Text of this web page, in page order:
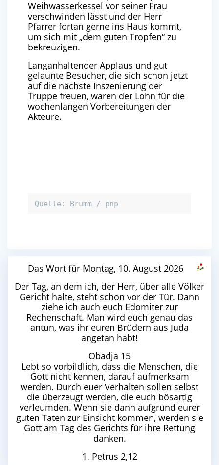
Weihwasserkessel vor seiner Frau
verschwinden lässt und der Herr
Pfarrer fortan gerne ins Haus kommt,
um sich mit „dem guten Tropfen“ zu
bekreuzigen.
Langanhaltender Applaus und gut
gelaunte Besucher, die sich schon jetzt
auf die nächste Inszenierung der
Truppe freuen, waren der Lohn für die
wochenlangen Vorbereitungen der
Akteure.
Quelle: Brumm / pnp
Das Wort für Montag, 10. August 2026
Der Tag, an dem ich, der Herr, über alle Völker
Gericht halte, steht schon vor der Tür. Dann
ziehe ich auch euch Edomiter zur
Rechenschaft. Man wird euch genau das
antun, was ihr euren Brüdern aus Juda
angetan habt!
Obadja 15
Lebt so vorbildlich, dass die Menschen, die
Gott nicht kennen, darauf aufmerksam
werden. Durch euer Verhalten sollen selbst
die überzeugt werden, die euch bösartig
verleumden. Wenn sie dann aufgrund eurer
guten Taten zur Einsicht kommen, werden sie
Gott am Tag des Gerichts für ihre Rettung
danken.
1. Petrus 2,12